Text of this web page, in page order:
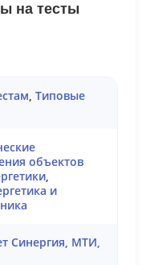
на тесты
, Типовые
объектов
,
и
Синергия, МТИ,